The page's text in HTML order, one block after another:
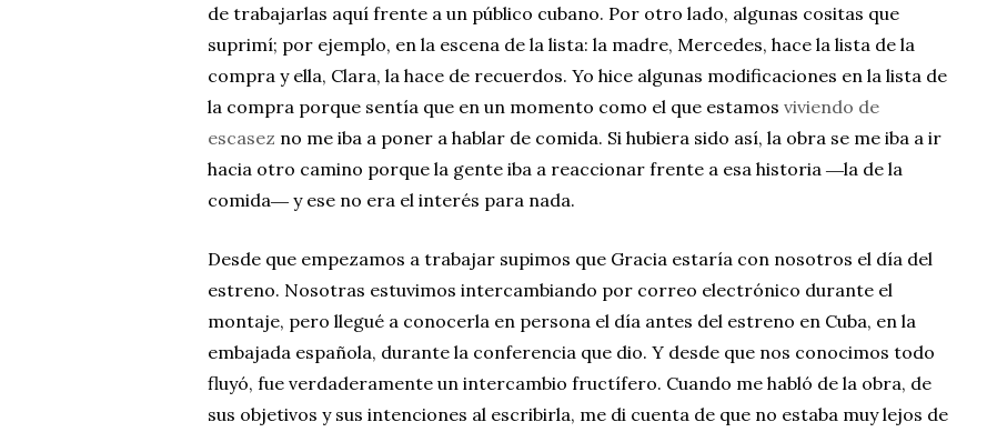
de trabajarlas aquí frente a un público cubano. Por otro lado, algunas cositas que
suprimí; por ejemplo, en la escena de la lista: la madre, Mercedes, hace la lista de la
compra y ella, Clara, la hace de recuerdos. Yo hice algunas modificaciones en la lista de
la compra porque sentía que en un momento como el que estamos viviendo de
escasez no me iba a poner a hablar de comida. Si hubiera sido así, la obra se me iba a ir
hacia otro camino porque la gente iba a reaccionar frente a esa historia ―la de la
comida― y ese no era el interés para nada.
Desde que empezamos a trabajar supimos que Gracia estaría con nosotros el día del
estreno. Nosotras estuvimos intercambiando por correo electrónico durante el
montaje, pero llegué a conocerla en persona el día antes del estreno en Cuba, en la
embajada española, durante la conferencia que dio. Y desde que nos conocimos todo
fluyó, fue verdaderamente un intercambio fructífero. Cuando me habló de la obra, de
sus objetivos y sus intenciones al escribirla, me di cuenta de que no estaba muy lejos de